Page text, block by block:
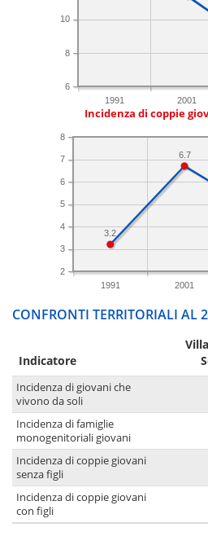
1991 2001
6
8
10
Incidenza di coppie
1991 2001
2
3
4
5
6
7
8
6.7
3.2
CONFRONTI TERRITORIALI AL
Indicatore
Incidenza di giovani che
vivono da soli
Incidenza di famiglie
monogenitoriali giovani
Incidenza di coppie giovani
senza figli
Incidenza di coppie giovani
con figli